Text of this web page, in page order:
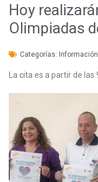
Hoy
Olimpiadas
Categorías: Información
La cita es a partir de las